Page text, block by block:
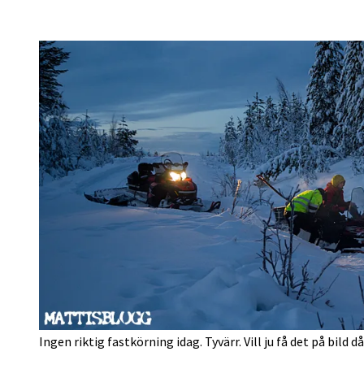
Ingen riktig fastkörning idag. Tyvärr. Vill ju få det på bild